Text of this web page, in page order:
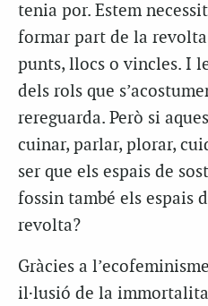
tenia por. Estem
formar part de la
punts, llocs o vincles. I
dels rols que
rereguarda. Però si
cuinar, parlar, plorar,
ser que els espais de
fossin també els espais
revolta?
Gràcies a
il·lusió de la